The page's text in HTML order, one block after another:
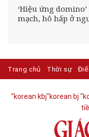
‘Hiệu ứng
mạch, hô hấp ở
Trang chủ Thời sự
"korean kbj​"korean bj